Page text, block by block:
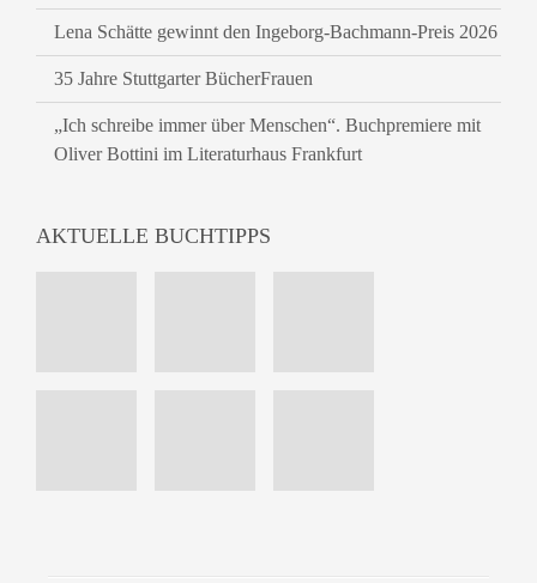
Lena Schätte gewinnt den Ingeborg-Bachmann-Preis 2026
35 Jahre Stuttgarter BücherFrauen
„Ich schreibe immer über Menschen“. Buchpremiere mit
Oliver Bottini im Literaturhaus Frankfurt
AKTUELLE BUCHTIPPS